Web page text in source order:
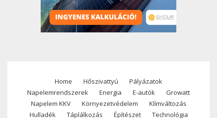
Footer
menu
Home Hőszivattyú
Pályázatok
Napelemrendszerek
Energia E-autók
Growatt
Napelem KKV
Környezetvédelem
Klímváltozás
Hulladék
Táplálkozás Építészet Technológia